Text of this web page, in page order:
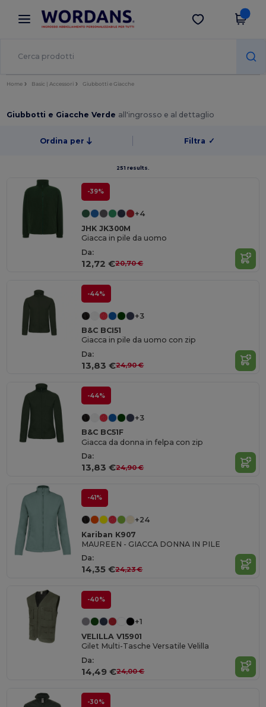
× App Wordans
Prezzi migliori sull'app!
Scarica app
Home Basic | Accessori Giubbotti e Giacche
Giubbotti e Giacche Verde all'ingrosso e al dettaglio
Ordina per Filtra ✓
251 results.
-39%
+4
JHK JK300M
Giacca in pile da uomo
Da:
12,72 €20,70 €
-44%
+3
B&C BCI51
Giacca in pile da uomo con zip
Da:
13,83 €24,90 €
-44%
+3
B&C BC51F
Giacca da donna in felpa con zip
Da:
13,83 €24,90 €
-41%
+24
Kariban K907
MAUREEN - GIACCA DONNA IN PILE
Da:
14,35 €24,23 €
-40%
+1
VELILLA V15901
Gilet Multi-Tasche Versatile Velilla
Da:
14,49 €24,00 €
-30%